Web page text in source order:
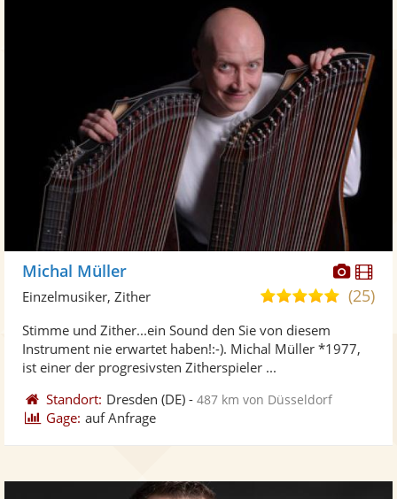
Michal Müller
4,9
Sternen
(25)
Einzelmusiker, Zither
Stimme und Zither...ein Sound den Sie von diesem
Instrument nie erwartet haben!:-). Michal Müller *1977,
ist einer der progresivsten Zitherspieler ...
Standort: Dresden (DE) -487 km von Düsseldorf
Gage: auf Anfrage